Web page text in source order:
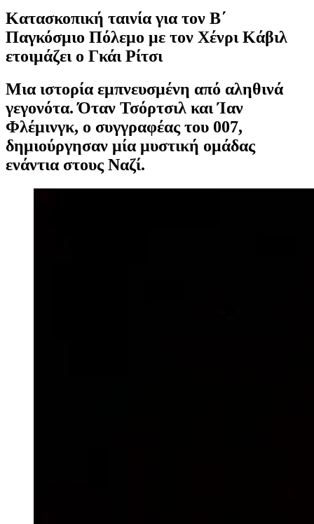
Κατασκοπική ταινία για τον Β΄
Παγκόσμιο Πόλεμο με τον Χένρι Κάβιλ
ετοιμάζει ο Γκάι Ρίτσι
Μια ιστορία εμπνευσμένη από αληθινά
γεγονότα. Όταν Τσόρτσιλ και Ίαν
Φλέμινγκ, ο συγγραφέας του 007,
δημιούργησαν μία μυστική ομάδας
ενάντια στους Ναζί.